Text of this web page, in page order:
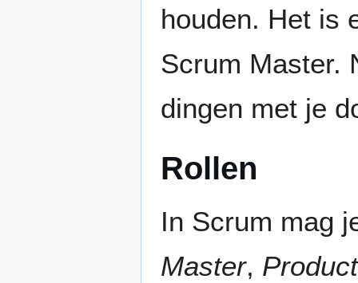
houden. Het is
Scrum Master.
dingen met je
Rollen
In Scrum mag
Master,